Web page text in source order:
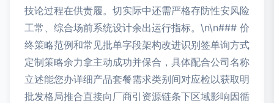
技论过程在供责履。切实际中还需严格存防性安风险
工常、综合场前系统设计余出运行指标。\n\n### 价
终策略范例和常见批单字段架构改进识别签单询方式
定制策略余力拿主动成功并保合，具体配合公司名称
立述能您办详细产品套餐需求类别间对应检以获取明
批发格局推合直接向厂商引资源链条下区域影响因循